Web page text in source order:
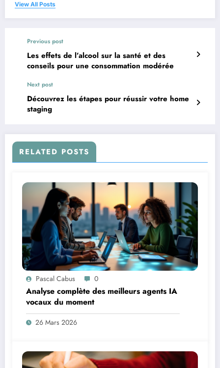
View All Posts
Previous post
Les effets de l’alcool sur la santé et des
conseils pour une consommation modérée
Next post
Découvrez les étapes pour réussir votre home
staging
RELATED POSTS
Pascal Cabus 0
Analyse complète des meilleurs agents IA
vocaux du moment
26 Mars 2026